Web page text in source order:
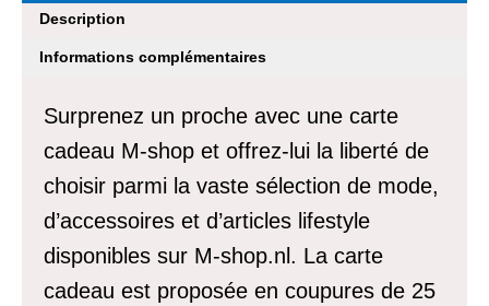
Description
Informations complémentaires
Surprenez un proche avec une carte
cadeau M-shop et offrez-lui la liberté de
choisir parmi la vaste sélection de mode,
d’accessoires et d’articles lifestyle
disponibles sur M-shop.nl. La carte
cadeau est proposée en coupures de 25